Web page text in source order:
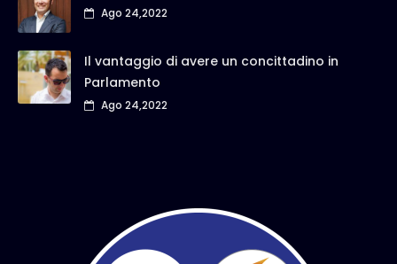
Ago 24,2022
Il vantaggio di avere un concittadino in
Parlamento
Ago 24,2022